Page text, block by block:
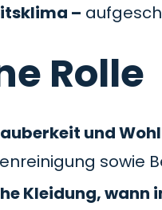
–
Rolle
und
sowie
Kleidung, wann